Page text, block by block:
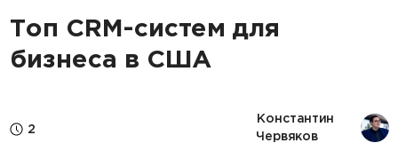
Топ CRM-систем для
бизнеса в США
2
Константин
Червяков